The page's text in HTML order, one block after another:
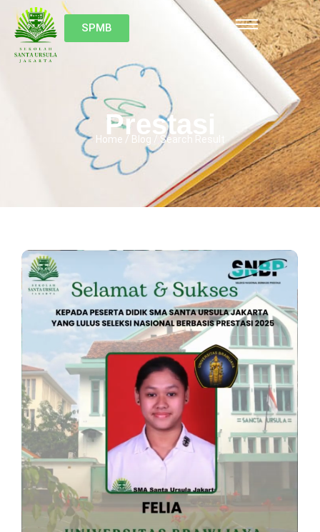
SPMB
Prestasi
Home / Blog / Search Result
No Comments